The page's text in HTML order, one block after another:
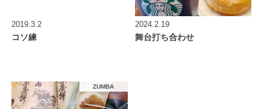
2019.3.2
コソ練
2024.2.19
舞台打ち合わせ
ZUMBA